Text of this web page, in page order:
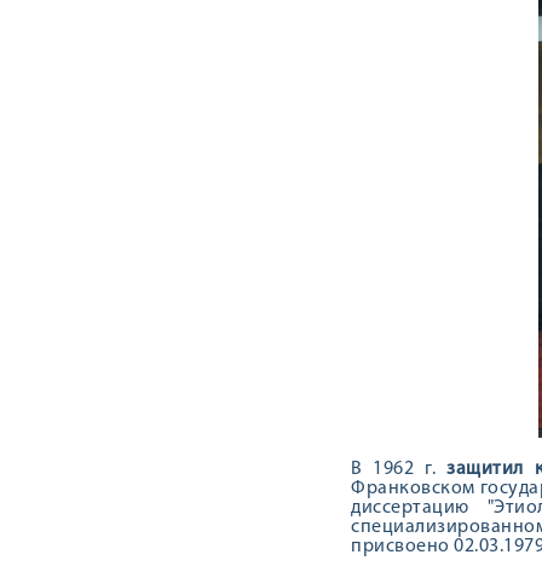
В 1962 г.защитил
Франковском
диссертацию
присвоено